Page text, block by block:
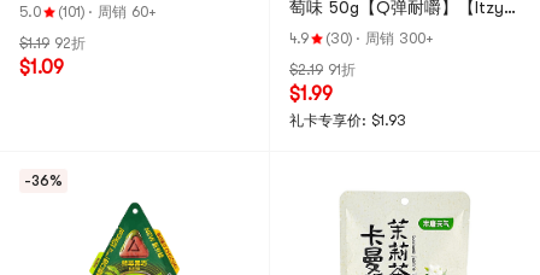
5.0 (101) · 周销 60+
$1.19 92折
$1.09
萄味 50g【Q弹耐嚼】【Itzy
Yuna同款】
4.9 (30) · 周销 300+
$2.19 91折
$1.99
礼卡专享价: $1.93
-36%